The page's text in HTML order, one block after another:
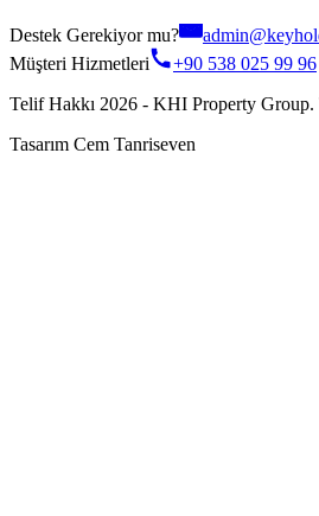
Destek Gerekiyor mu?
Müşteri Hizmetleri
+90 538 025 99 96
Telif Hakkı 2026 - KHI Property Group.
Tasarım Cem Tanriseven